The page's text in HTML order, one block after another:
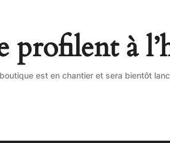
profilent à
est en chantier et sera bientôt